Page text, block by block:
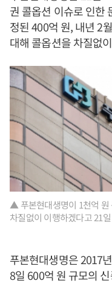
권 콜옵션 이슈로 인한
정된 400억 원, 내년 2
대해 콜옵션을 차질없
▲ 푸본현대생명이 1천억 원
차질없이 이행하겠다고 21
푸본현대생명은 2017
8일 600억 원 규모의